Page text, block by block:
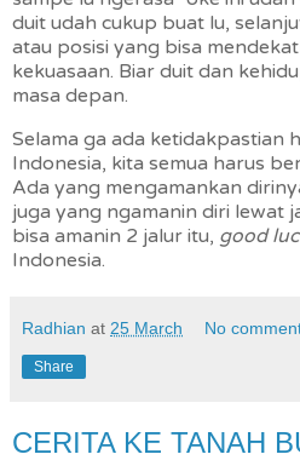
duit udah cukup buat lu,
atau posisi yang bisa
kekuasaan. Biar duit dan
masa depan.
Selama ga ada ketidakpastian
Indonesia, kita semua harus
Ada yang mengamankan
juga yang ngamanin diri lewat
bisa amanin 2 jalur itu, good
Indonesia.
Radhian at 25 March No
Share
CERITA KE TANAH